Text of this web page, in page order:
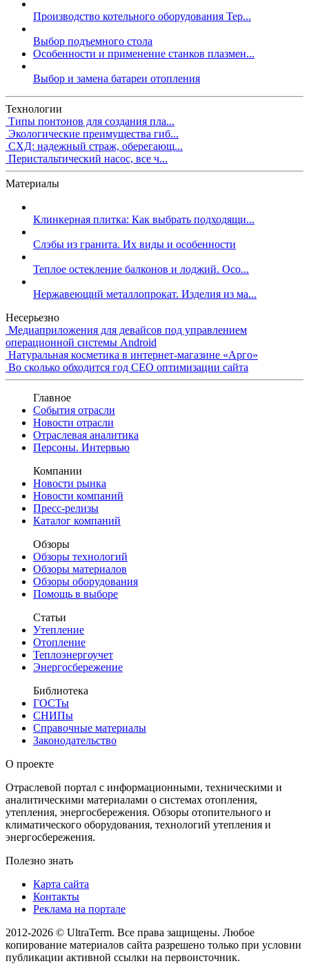
Производство котельного оборудования Тер...
Выбор подъемного стола
Особенности и применение станков плазмен...
Выбор и замена батареи отопления
Технологии
Типы понтонов для создания пла...
Экологические преимущества гиб...
СХД: надежный страж, оберегающ...
Перистальтический насос, все ч...
Материалы
Клинкерная плитка: Как выбрать подходящи...
Слэбы из гранита. Их виды и особенности
Теплое остекление балконов и лоджий. Осо...
Нержавеющий металлопрокат. Изделия из ма...
Несерьезно
Медиаприложения для девайсов под управлением
операционной системы Android
Натуральная косметика в интернет-магазине «Арго»
Во сколько обходится год СЕО оптимизации сайта
Главное
События отрасли
Новости отрасли
Отраслевая аналитика
Персоны. Интервью
Компании
Новости рынка
Новости компаний
Пресс-релизы
Каталог компаний
Обзоры
Обзоры технологий
Обзоры материалов
Обзоры оборудования
Помощь в выборе
Статьи
Утепление
Отопление
Теплоэнергоучет
Энергосбережение
Библиотека
ГОСТы
СНИПы
Справочные материалы
Законодательство
О проекте
Отраслевой портал с информационными, техническими и
аналитическими материалами о системах отопления,
утепления, энергосбережения. Обзоры отопительного и
климатического оборудования, технологий утепления и
энергосбережения.
Полезно знать
Карта сайта
Контакты
Реклама на портале
2012-2026 © UltraTerm. Все права защищены. Любое
копирование материалов сайта разрешено только при условии
публикации активной ссылки на первоисточник.